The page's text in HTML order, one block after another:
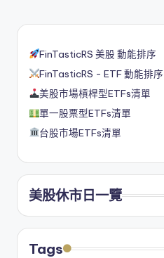
FinTasticRS 美股 動能排序
FinTasticRS - ETF 動能排序
美股市場槓桿型ETFs清單
單一股票型ETFs清單
台股市場ETFs清單
美股休市日一覽
Tags